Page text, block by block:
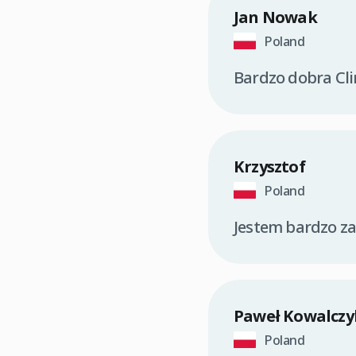
Jan Nowak
Poland
Bardzo dobra
Krzysztof
Poland
Jestem bardzo
Paweł
Poland